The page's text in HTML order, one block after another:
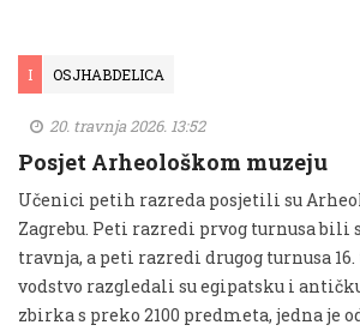
I OSJHABDELICA
20. travnja 2026. 13:52
Posjet Arheološkom muzeju
Učenici petih razreda posjetili su
Zagrebu. Peti razredi prvog turnusa bili
travnja, a peti razredi drugog turnusa
vodstvo razgledali su egipatsku i
zbirka s preko 2100 predmeta, jedna je